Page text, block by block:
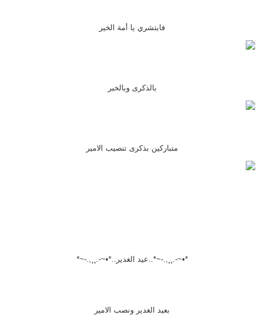
فابتشري يا أمة الخير
بالذكرى وبالخبر
متباركين بذكرى تنصيب الامير
*•~-.¸¸,.-~*..عيد الغدير..*•~-.¸¸,.-~*
بعيد الغدير ونصب الامير